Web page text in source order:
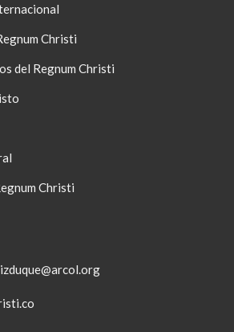
Christi
del Regnum Christi
Christi